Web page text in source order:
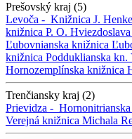
Prešovský kraj (5)
Levoča - Knižnica J.
knižnica P. O. Hviezdoslava
Ľubovnianska knižnica
knižnica Podduklianska kn.
Hornozemplínska knižnica
Trenčiansky kraj (2)
Prievidza -
Verejná knižnica Michala